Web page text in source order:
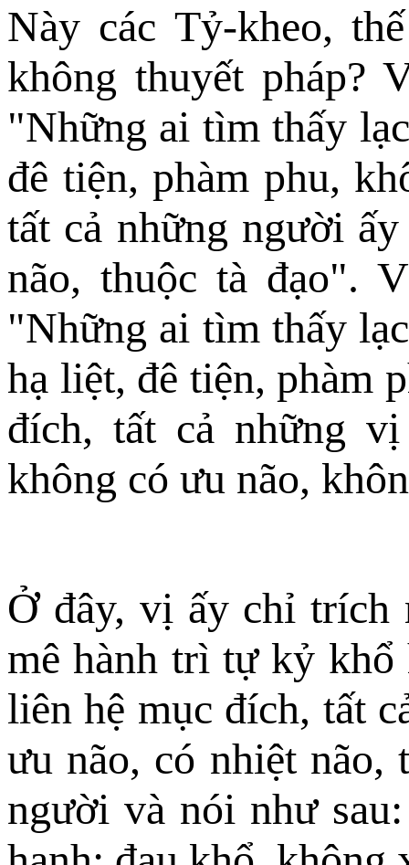
Này các Tỷ-kheo,
không thuyết pháp?
"Những ai tìm thấy
đê tiện, phàm phu,
tất cả những người
não, thuộc tà đạo".
"Những ai tìm thấy
hạ liệt, đê tiện, phàm
đích, tất cả những
không có ưu não,
Ở đây, vị ấy chỉ trích
mê hành trì tự kỷ khổ
liên hệ mục đích, tất
ưu não, có nhiệt não,
người và nói như